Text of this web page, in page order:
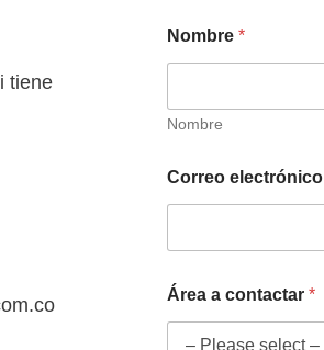
tiene
Nombre *
Nombre
Correo electrónico
o
r
Área a contactar *